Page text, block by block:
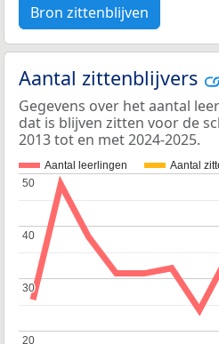
Bron zittenblijven
Aantal zittenblijvers
Gegevens over het aantal
dat is blijven zitten voor de
2013 tot en met 2024-2025.
Aantal leerlingen Aantal
20
20
30
30
40
40
50
50